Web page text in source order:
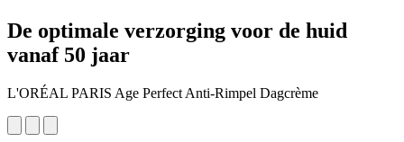
De optimale verzorging voor de huid
vanaf 50 jaar
L'ORÉAL PARIS Age Perfect Anti-Rimpel Dagcrème